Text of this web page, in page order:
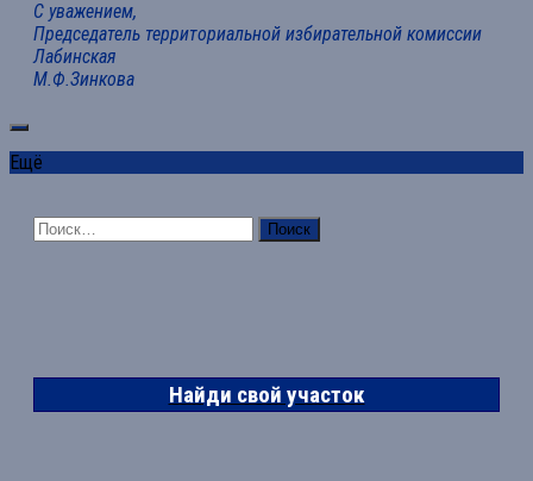
С уважением,
Председатель территориальной избирательной комиссии
Лабинская
М.Ф.Зинкова
Ещё
Найти:
Найди свой участок